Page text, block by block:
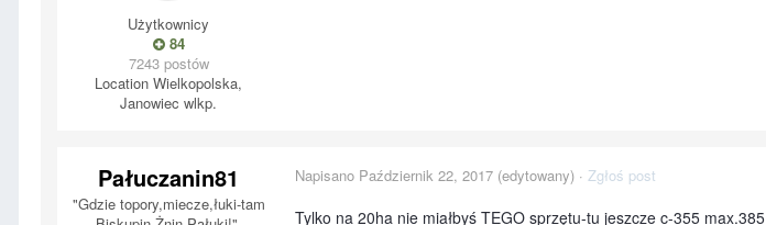
Użytkownicy
84
7243 postów
Location Wielkopolska,
Janowiec wlkp.
Pałuczanin81
"Gdzie topory,miecze,łuki-tam
Napisano Październik 22, 2017 (edytowany) · Zgłoś post
Tylko na 20ha nie miałbyś TEGO sprzętu-tu jeszcze c-355 max.385